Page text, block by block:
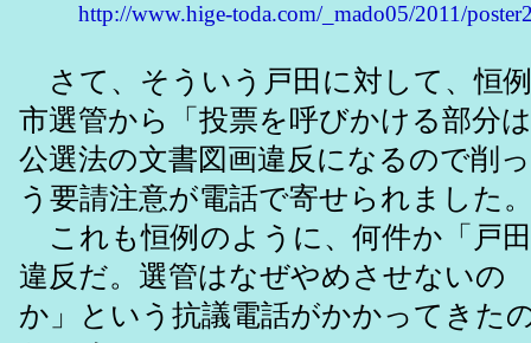
http://www.hige-toda.com/_mado05/2011/
さて、そういう戸田に対して、恒
市選管から「投票を呼びかける部分は
公選法の文書図画違反になるので削
う要請注意が電話で寄せられました
これも恒例のように、何件か「戸
違反だ。選管はなぜやめさせないの
か」という抗議電話がかかってきた